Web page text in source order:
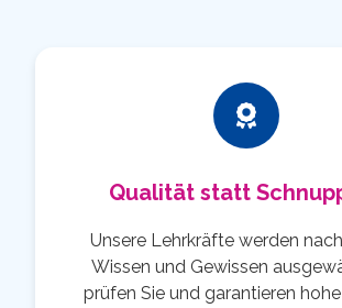
Qualität statt
Unsere Lehrkräfte werden
Wissen und Gewissen
prüfen Sie und garantieren